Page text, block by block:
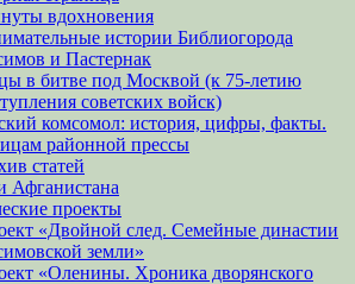
вдохновения
истории Библиогорода
и Пастернак
в битве под Москвой (к 75-летию
советских войск)
комсомол: история, цифры, факты.
районной прессы
статей
Афганистана
проекты
«Двойной след. Семейные династии
земли»
«Оленины. Хроника дворянского